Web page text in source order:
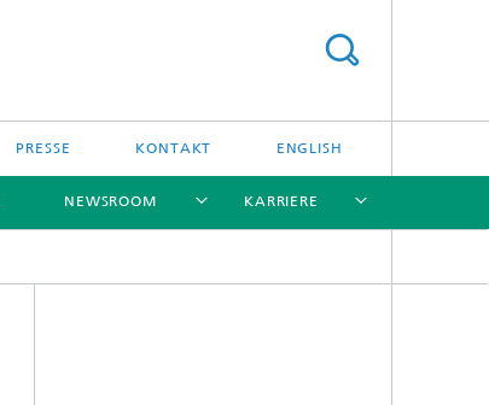
PRESSE KONTAKT ENGLISH
NEWSROOM KARRIERE